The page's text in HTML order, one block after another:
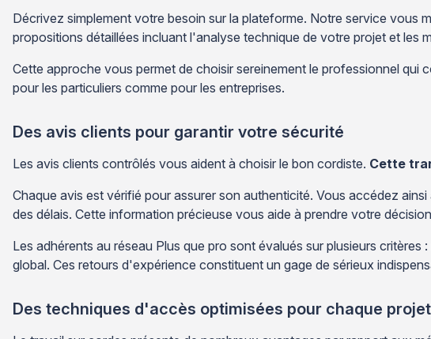
Décrivez simplement votre besoin sur la plateforme. Notre service vous
propositions détaillées incluant l'analyse technique de votre projet et les
Cette approche vous permet de choisir sereinement le professionnel
pour les particuliers comme pour les entreprises.
Des avis clients pour garantir votre sécurité
Les avis clients contrôlés vous aident à choisir le bon cordiste. Cette
Chaque avis est vérifié pour assurer son authenticité. Vous accédez
des délais. Cette information précieuse vous aide à prendre votre
Les adhérents au réseau Plus que pro sont évalués sur plusieurs
global. Ces retours d'expérience constituent un gage de sérieux
Des techniques d'accès optimisées pour chaque projet